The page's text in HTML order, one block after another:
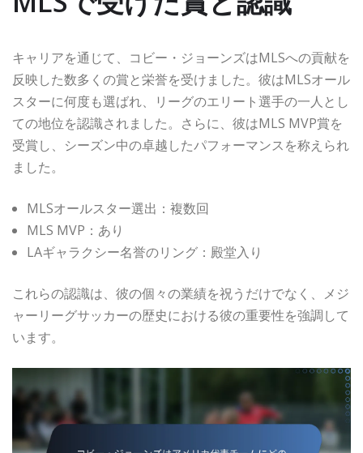
キャリアを通じて、コビー・ジョーンズはMLSへの貢献を
反映した数多くの賞と栄誉を受けました。彼はMLSオール
スターに何度も選ばれ、リーグのエリート選手の一人とし
ての地位を認識されました。さらに、彼はMLS MVP賞を
受賞し、シーズン中の卓越したパフォーマンスを称えられ
ました。
MLSオールスター選出：複数回
MLS MVP：あり
LAギャラクシー名誉のリング：殿堂入り
これらの認識は、彼の個々の業績を祝うだけでなく、メジ
ャーリーグサッカーの歴史における彼の重要性を強調して
います。